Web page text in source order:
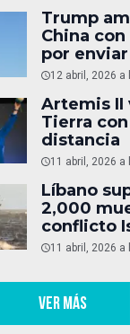
Trump
China
por
12 abril, 2026 a
Artemis II
Tierra
distancia
11 abril, 2026 a
Líbano
2,000
conflicto
11 abril, 2026 a
VER MÁS